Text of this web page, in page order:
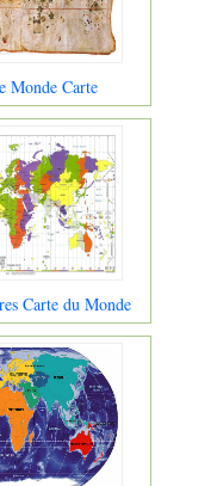
Monde Carte
Carte du Monde